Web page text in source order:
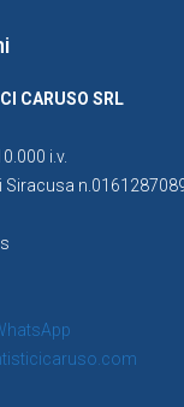
CARUSO SRL
i.v.